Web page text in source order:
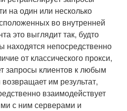
на один или несколько
во внутренней
это выглядит так, будто
непосредственно
от классического прокси,
запросы клиентов к любым
им результат,
взаимодействует
с ним серверами и